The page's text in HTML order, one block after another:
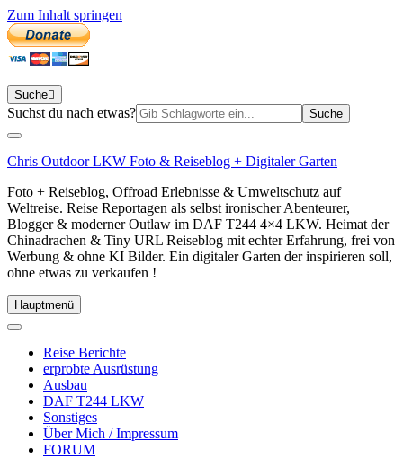
Zum Inhalt springen
Suche
Suchen
Suchst du nach etwas?
Chris Outdoor LKW Foto & Reiseblog + Digitaler Garten
Foto + Reiseblog, Offroad Erlebnisse & Umweltschutz auf
Weltreise. Reise Reportagen als selbst ironischer Abenteurer,
Blogger & moderner Outlaw im DAF T244 4×4 LKW. Heimat der
Chinadrachen & Tiny URL Reiseblog mit echter Erfahrung, frei von
Werbung & ohne KI Bilder. Ein digitaler Garten der inspirieren soll,
ohne etwas zu verkaufen !
Hauptmenü
Reise Berichte
erprobte Ausrüstung
Ausbau
DAF T244 LKW
Sonstiges
Über Mich / Impressum
FORUM